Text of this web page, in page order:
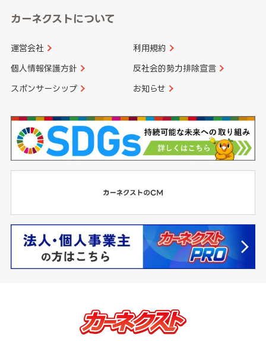
カーネクストについて
運営会社 利用規約
個人情報保護方針 反社会的勢力排除宣言
スポンサーシップ お知らせ